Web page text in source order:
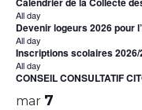
All day
Devenir logeurs 2026 pour
All day
Inscriptions scolaires 2026/
All day
CONSEIL CONSULTATIF
mar 7